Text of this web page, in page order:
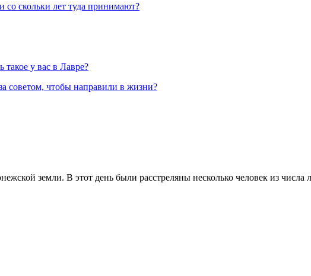
со скольки лет туда принимают?
у вас в Лавре?
советом, чтобы направили в жизни?
земли. В этот день были расстреляны несколько человек из числа